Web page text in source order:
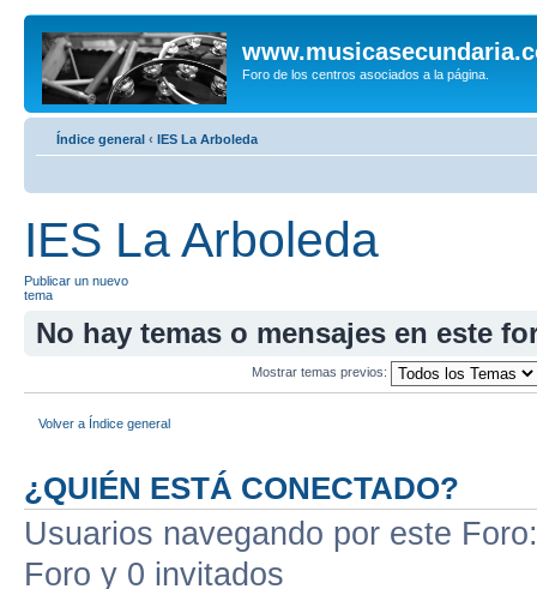
Foro de los centros asociados a la página.
Índice general ‹ IES La Arboleda
IES La Arboleda
Publicar un nuevo
tema
No hay temas o mensajes en este
Mostrar temas previos:
Volver a Índice general
¿QUIÉN ESTÁ CONECTADO?
Usuarios navegando por este
Foro y 0 invitados